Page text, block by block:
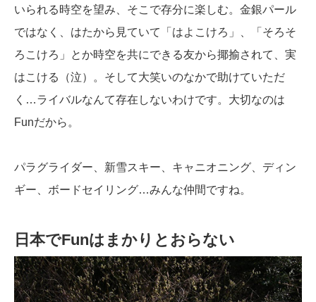
いられる時空を望み、そこで存分に楽しむ。金銀パール
ではなく、はたから見ていて「はよこけろ」、「そろそ
ろこけろ」とか時空を共にできる友から揶揄されて、実
はこける（泣）。そして大笑いのなかで助けていただ
く…ライバルなんて存在しないわけです。大切なのは
Funだから。
パラグライダー、新雪スキー、キャニオニング、ディン
ギー、ボードセイリング…みんな仲間ですね。
日本でFunはまかりとおらない